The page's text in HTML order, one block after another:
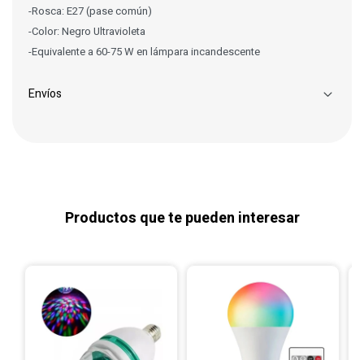
-Rosca: E27 (pase común)
-Color: Negro Ultravioleta
-Equivalente a 60-75 W en lámpara incandescente
Envíos
Productos que te pueden interesar